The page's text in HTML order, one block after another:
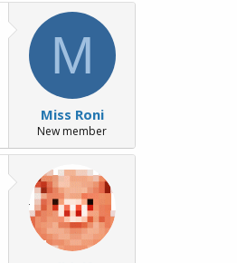
M
Miss Roni
New member